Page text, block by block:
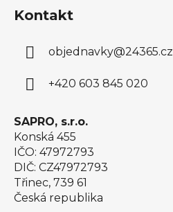
Kontakt
objednavky@24365.cz
+420 603 845 020
SAPRO, s.r.o.
Konská 455
IČO: 47972793
DIČ: CZ47972793
Třinec, 739 61
Česká republika